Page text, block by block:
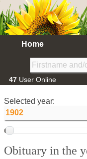
Home
47 User Online
Selected year:
Obituary in the